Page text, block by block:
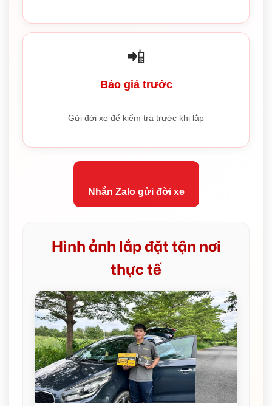
📲
Báo giá trước
Gửi đời xe để kiểm tra trước khi lắp
Nhắn Zalo gửi đời xe
Hình ảnh lắp đặt tận nơi
thực tế